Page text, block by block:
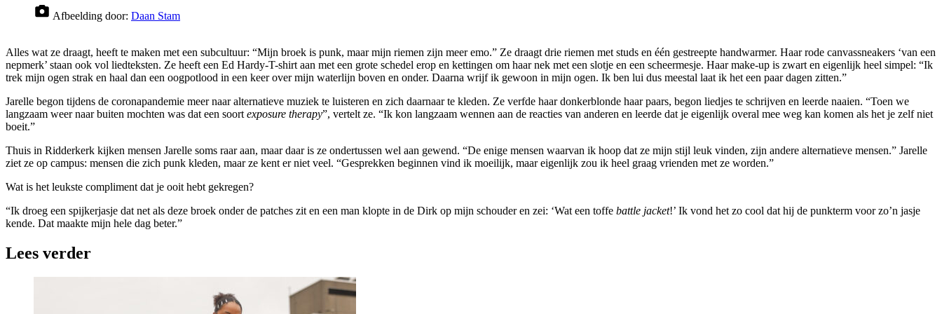
Afbeelding door: Daan Stam
Alles wat ze draagt, heeft te maken met een subcultuur: “Mijn broek is punk, maar mijn riemen zijn meer emo.” Ze draagt drie riemen met studs en één gestreepte handwarmer. Haar rode canvassneakers ‘van een
nepmerk’ staan ook vol liedteksten. Ze heeft een Ed Hardy-T-shirt aan met een grote schedel erop en kettingen om haar nek met een slotje en een scheermesje. Haar make-up is zwart en eigenlijk heel simpel: “Ik
trek mijn ogen strak en haal dan een oogpotlood in een keer over mijn waterlijn boven en onder. Daarna wrijf ik gewoon in mijn ogen. Ik ben lui dus meestal laat ik het een paar dagen zitten.”
Jarelle begon tijdens de coronapandemie meer naar alternatieve muziek te luisteren en zich daarnaar te kleden. Ze verfde haar donkerblonde haar paars, begon liedjes te schrijven en leerde naaien. “Toen we
langzaam weer naar buiten mochten was dat een soort exposure therapy”, vertelt ze. “Ik kon langzaam wennen aan de reacties van anderen en leerde dat je eigenlijk overal mee weg kan komen als het je zelf niet
boeit.”
Thuis in Ridderkerk kijken mensen Jarelle soms raar aan, maar daar is ze ondertussen wel aan gewend. “De enige mensen waarvan ik hoop dat ze mijn stijl leuk vinden, zijn andere alternatieve mensen.” Jarelle
ziet ze op campus: mensen die zich punk kleden, maar ze kent er niet veel. “Gesprekken beginnen vind ik moeilijk, maar eigenlijk zou ik heel graag vrienden met ze worden.”
Wat is het leukste compliment dat je ooit hebt gekregen?
“Ik droeg een spijkerjasje dat net als deze broek onder de patches zit en een man klopte in de Dirk op mijn schouder en zei: ‘Wat een toffe battle jacket!’ Ik vond het zo cool dat hij de punkterm voor zo’n jasje
kende. Dat maakte mijn hele dag beter.”
Lees verder